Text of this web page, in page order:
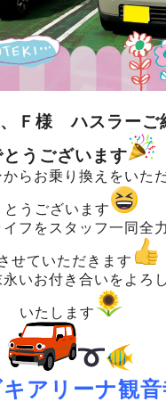
Ｆ様 ハスラーご
とうございます
らお乗り換えをいた
とうございます
フをスタッフ一同 全
せていただきます
いお付き合いをよろ
いたします
アリーナ観音